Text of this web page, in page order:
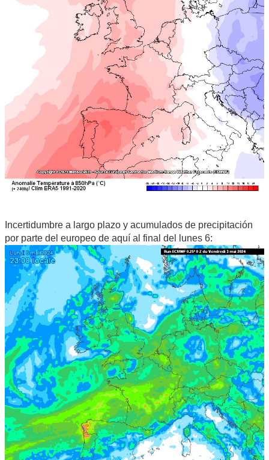
Incertidumbre a largo plazo y acumulados de precipitación
por parte del europeo de aquí al final del lunes 6: